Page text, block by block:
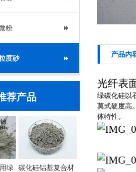
粉
度砂
荐产品
绿 碳化硅铝基复合材
产品内
光纤表
绿碳化硅以
莫式硬度高
体特性。